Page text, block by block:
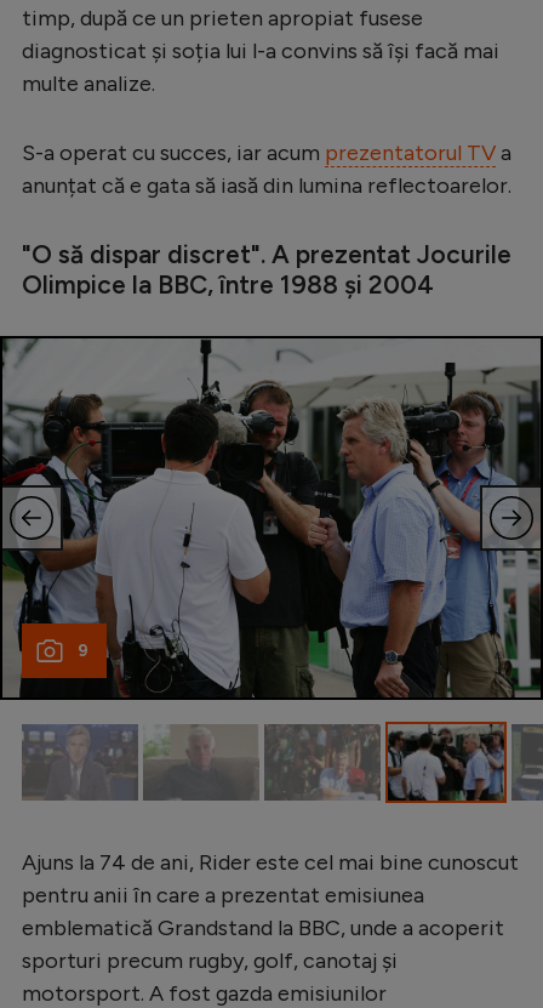
Stranieri
Clasamente
Handbal
Formula 1
Gimnastică
Auto
Ciclism
Alte sporturi
JO 2024
JO 2026
Creează cont
timp, după ce un prieten apropiat fusese
diagnosticat și soția lui l-a convins să își facă mai
multe analize.
S-a operat cu succes, iar acum prezentatorul TVa
anunțat că e gata să iasă din lumina reflectoarelor.
"O să dispar discret". A prezentat Jocurile
Olimpice la BBC, între 1988 și 2004
9
Ajuns la 74 de ani, Rider este cel mai bine cunoscut
pentru anii în care a prezentat emisiunea
emblematică Grandstand la BBC, unde a acoperit
sporturi precum rugby, golf, canotaj și
motorsport. A fost gazda emisiunilor